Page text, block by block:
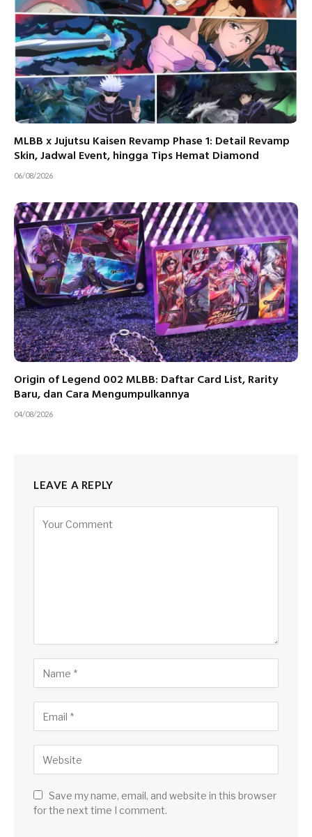
MLBB x Jujutsu Kaisen Revamp Phase 1: Detail Revamp
Skin, Jadwal Event, hingga Tips Hemat Diamond
06/08/2026
Origin of Legend 002 MLBB: Daftar Card List, Rarity
Baru, dan Cara Mengumpulkannya
04/08/2026
LEAVE A REPLY
Save my name, email, and website in this browser
for the next time I comment.